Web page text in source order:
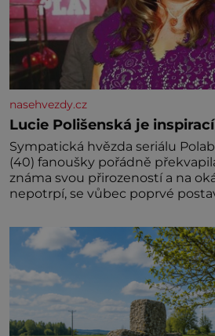
nasehvezdy.cz
Lucie Polišenská je
Sympatická hvězda seriálu
(40) fanoušky pořádně
známa svou přirozeností a na
nepotrpí, se vůbec poprvé